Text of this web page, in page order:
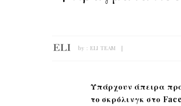
by : ELI TEAM
Υπάρχουν άπειρα
το σκρόλινγκ στο